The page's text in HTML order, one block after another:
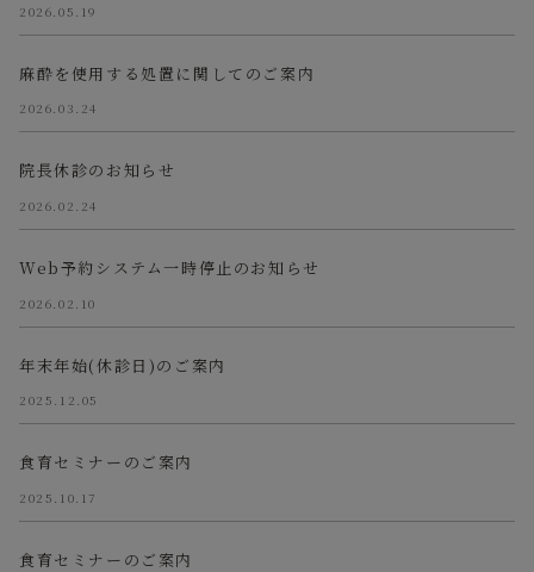
2026.05.19
麻酔を使用する処置に関してのご案内
2026.03.24
院長休診のお知らせ
2026.02.24
Web予約システム一時停止のお知らせ
2026.02.10
年末年始(休診日)のご案内
2025.12.05
食育セミナーのご案内
2025.10.17
食育セミナーのご案内